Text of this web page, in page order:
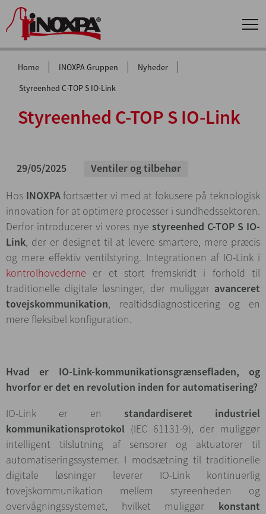
Home | INOXPA Gruppen | Nyheder |
Styreenhed C-TOP S IO-Link
Styreenhed C-TOP S IO-Link
29/05/2025
Ventiler og tilbehør
Hos INOXPAfortsætter vi med at fokusere på teknologisk
innovation for at optimere processer i sundhedssektoren.
Derfor introducerer vi vores nye styreenhed C-TOP S IO-
Link, der er designet til at levere smartere, mere præcis
og mere effektiv ventilstyring. Integrationen af IO-Link i
kontrolhovederne er et stort fremskridt i forhold til
traditionelle digitale løsninger, der muliggør avanceret
tovejskommunikation, realtidsdiagnosticering og en
mere fleksibel konfiguration.
Hvad er IO-Link-kommunikationsgrænsefladen, og
hvorfor er det en revolution inden for automatisering?
IO-Link er en standardiseret industriel
kommunikationsprotokol (IEC 61131-9), der muliggør
intelligent tilslutning af sensorer og aktuatorer til
automatiseringssystemer. I modsætning til traditionelle
digitale løsninger leverer IO-Link kontinuerlig
tovejskommunikation mellem styreenheden og
overvågningssystemet, hvilket muliggør konstant